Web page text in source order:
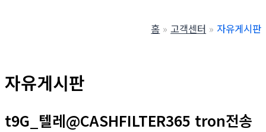
홈 고객센터 자유게시판
자유게시판
t9G_텔레@CASHFILTER365 tron전송